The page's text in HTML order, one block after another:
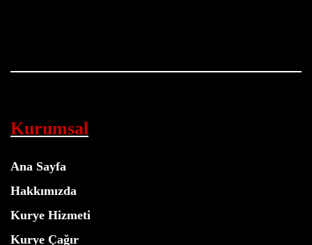
Kurumsal
Ana Sayfa
Hakkımızda
Kurye Hizmeti
Kurye Çağır